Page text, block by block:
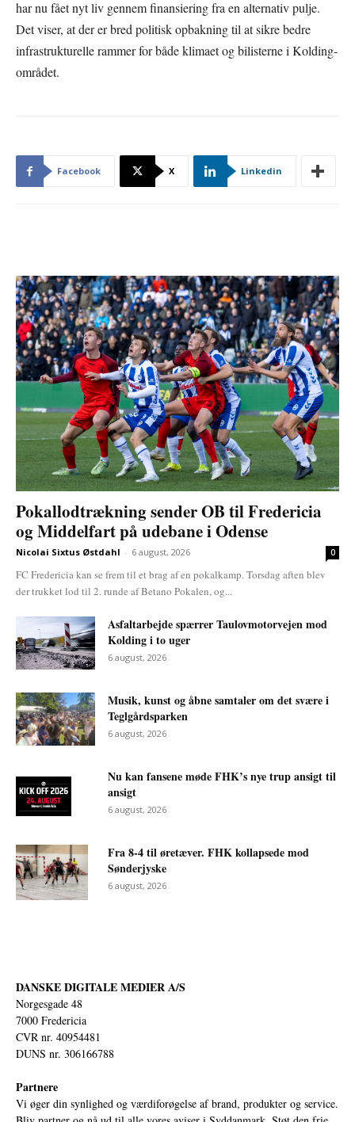
har nu fået nyt liv gennem finansiering fra en alternativ pulje.
Det viser, at der er bred politisk opbakning til at sikre bedre
infrastrukturelle rammer for både klimaet og bilisterne i Kolding-
området.
Facebook X Linkedin
Pokallodtrækning sender OB til Fredericia
og Middelfart på udebane i Odense
Nicolai Sixtus Østdahl - 6 august, 2026 0
FC Fredericia kan se frem til et brag af en pokalkamp. Torsdag aften blev
der trukket lod til 2. runde af Betano Pokalen, og...
Asfaltarbejde spærrer Taulovmotorvejen mod
Kolding i to uger
6 august, 2026
Musik, kunst og åbne samtaler om det svære i
Teglgårdsparken
6 august, 2026
Nu kan fansene møde FHK’s nye trup ansigt til
ansigt
6 august, 2026
Fra 8-4 til øretæver. FHK kollapsede mod
Sønderjyske
6 august, 2026
DANSKE DIGITALE MEDIER A/S
Norgesgade 48
7000 Fredericia
CVR nr. 40954481
DUNS nr. 306166788
Partnere
Vi øger din synlighed og værdiforøgelse af brand, produkter og service.